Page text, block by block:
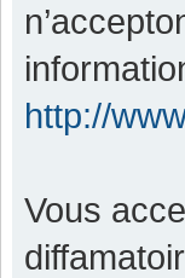
http://
Vous